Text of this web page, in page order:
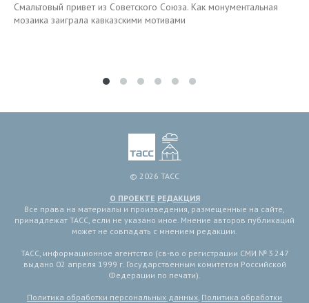
Смальтовый привет из Советского Союза. Как монументальная
мозаика заиграла кавказскими мотивами
© 2026 ТАСС
О ПРОЕКТЕ РЕДАКЦИЯ
Все права на материалы и произведения, размещенные на сайте,
принадлежат ТАСС, если не указано иное. Мнение авторов публикаций
может не совпадать с мнением редакции.
ТАСС, информационное агентство (св-во о регистрации СМИ № 3 247
выдано 02 апреля 1999 г. Государственным комитетом Российской
Федерации по печати).
Политика обработки персональных данных, Политика обработки